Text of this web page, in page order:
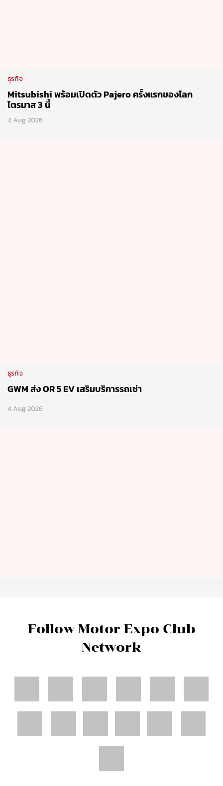
ธุรกิจ
Mitsubishi พร้อมเปิดตัว Pajero ครั้งแรกของโลก
ไตรมาส 3 นี้
4 Aug 2026
ธุรกิจ
GWM ส่ง OR 5 EV เสริมบริการรถเช่า
4 Aug 2026
Follow Motor Expo Club
Network